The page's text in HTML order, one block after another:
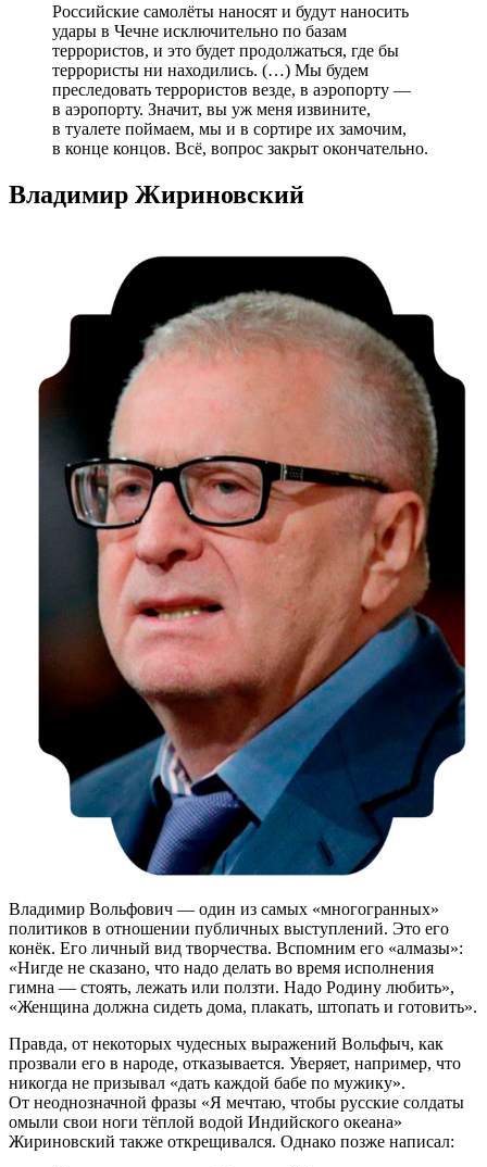
Российские самолёты наносят и будут наносить
удары в Чечне исключительно по базам
террористов, и это будет продолжаться, где бы
террористы ни находились. (…) Мы будем
преследовать террористов везде, в аэропорту —
в аэропорту. Значит, вы уж меня извините,
в туалете поймаем, мы и в сортире их замочим,
в конце концов. Всё, вопрос закрыт окончательно.
Владимир Жириновский
Владимир Вольфович — один из самых «многогранных»
политиков в отношении публичных выступлений. Это его
конёк. Его личный вид творчества. Вспомним его «алмазы»:
«Нигде не сказано, что надо делать во время исполнения
гимна — стоять, лежать или ползти. Надо Родину любить»,
«Женщина должна сидеть дома, плакать, штопать и готовить».
Правда, от некоторых чудесных выражений Вольфыч, как
прозвали его в народе, отказывается. Уверяет, например, что
никогда не призывал «дать каждой бабе по мужику».
От неоднозначной фразы «Я мечтаю, чтобы русские солдаты
омыли свои ноги тёплой водой Индийского океана»
Жириновский также открещивался. Однако позже написал: